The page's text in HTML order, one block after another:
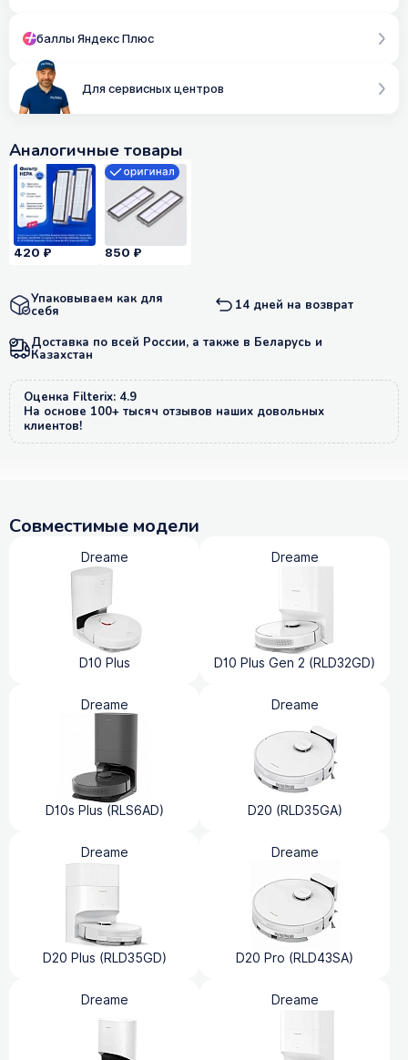
баллы Яндекс Плюс
Для сервисных центров
Аналогичные товары
420 ₽ 850 ₽
Упаковываем как для
себя 14 дней на возврат
Доставка по всей России, а также в Беларусь и
Казахстан
Оценка Filterix: 4.9
На основе 100+ тысяч отзывов наших довольных
клиентов!
Совместимые модели
Dreame
D10 Plus
Dreame
D10 Plus Gen 2 (RLD32GD)
Dreame
D10s Plus (RLS6AD)
Dreame
D20 (RLD35GA)
Dreame
D20 Plus (RLD35GD)
Dreame
D20 Pro (RLD43SA)
Dreame Dreame